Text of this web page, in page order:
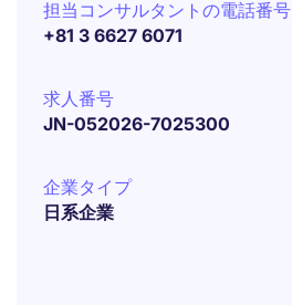
担当コンサルタントの電話番号
+81 3 6627 6071
求人番号
JN-052026-7025300
企業タイプ
日系企業